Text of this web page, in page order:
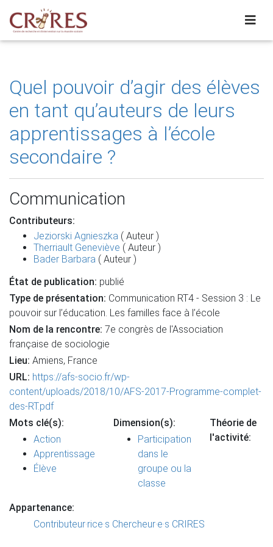
Quel pouvoir d’agir des élèves
en tant qu’auteurs de leurs
apprentissages à l’école
secondaire ?
Communication
Contributeurs:
Jeziorski Agnieszka ( Auteur )
Therriault Geneviève ( Auteur )
Bader Barbara ( Auteur )
État de publication: publié
Type de présentation: Communication RT4 - Session 3 : Le
pouvoir sur l’éducation. Les familles face à l’école
Nom de la rencontre: 7e congrès de l'Association
française de sociologie
Lieu: Amiens, France
URL: https://afs-socio.fr/wp-
content/uploads/2018/10/AFS-2017-Programme-complet-
des-RT.pdf
Mots clé(s):
Action
Apprentissage
Élève
Dimension(s):
Participation
dans le
groupe ou la
classe
Théorie de
l'activité:
Appartenance:
Contributeur·rice·s Chercheur·e·s CRIRES